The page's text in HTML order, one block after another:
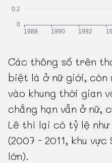
Các thông số trên
biệt là ở nữ giới, còn
vào khung thời gian
chẳng hạn vẫn ở nữ,
Lê thì lại có tỷ lệ
(2007 - 2011, khu
lớn).